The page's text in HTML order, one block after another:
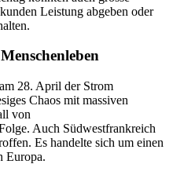
Leistung abgeben oder
28. April der Strom
Chaos mit massiven
von
Auch Südwestfrankreich
Es handelte sich um einen
Europa.